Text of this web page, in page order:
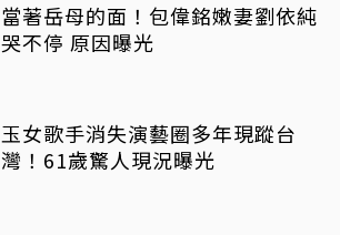
當著岳母的面！包偉銘嫩妻劉依純
哭不停 原因曝光
玉女歌手消失演藝圈多年現蹤台
灣！61歲驚人現況曝光